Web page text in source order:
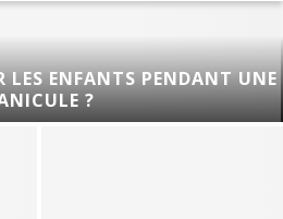
LES ENFANTS PENDANT UNE
?